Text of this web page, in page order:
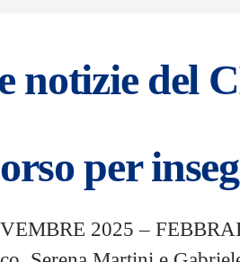
notizie del
per
2025 –